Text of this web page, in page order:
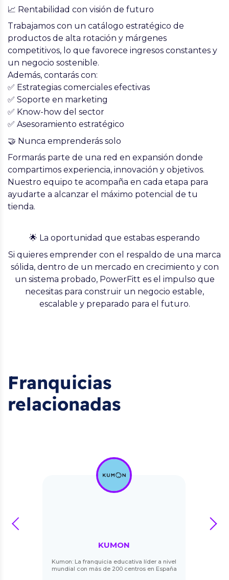
📈 Rentabilidad con visión de futuro
Trabajamos con un catálogo estratégico de
productos de alta rotación y márgenes
competitivos, lo que favorece ingresos constantes y
un negocio sostenible.
Además, contarás con:
✅ Estrategias comerciales efectivas
✅ Soporte en marketing
✅ Know-how del sector
✅ Asesoramiento estratégico
🤝 Nunca emprenderás solo
Formarás parte de una red en expansión donde
compartimos experiencia, innovación y objetivos.
Nuestro equipo te acompaña en cada etapa para
ayudarte a alcanzar el máximo potencial de tu
tienda.
🌟 La oportunidad que estabas esperando
Si quieres emprender con el respaldo de una marca
sólida, dentro de un mercado en crecimiento y con
un sistema probado, PowerFitt es el impulso que
necesitas para construir un negocio estable,
escalable y preparado para el futuro.
Franquicias
relacionadas
KUMON
Kumon: La franquicia educativa líder a nivel
mundial con más de 200 centros en España
prev next